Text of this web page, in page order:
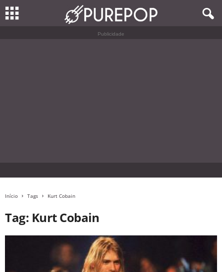
Publicidade
Início Tags Kurt Cobain
Tag: Kurt Cobain